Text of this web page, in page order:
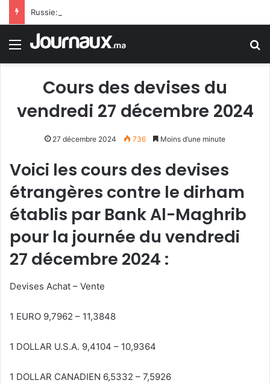
Menu
Cours des devises du
vendredi 27 décembre 2024
27 décembre 2024 736 Moins d’une minute
Voici les cours des devises
étrangères contre le dirham
établis par Bank Al-Maghrib
pour la journée du vendredi
27 décembre 2024 :
Devises Achat – Vente
1 EURO 9,7962 – 11,3848
1 DOLLAR U.S.A. 9,4104 – 10,9364
1 DOLLAR CANADIEN 6,5332 – 7,5926